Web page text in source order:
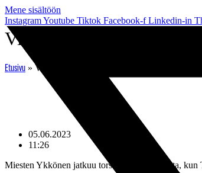
Mene sisältöön
InstagramYoutube Tiktok Facebook-f Linkedin-in
Viikon TPS-pelit: 5.-
Etusivu » Viikon TPS-pelit: 5.-11.6. – Ykkösessä
05.06.2023
11:26
Miesten Ykkönen jatkuu torstaina 8. kesäkuuta,